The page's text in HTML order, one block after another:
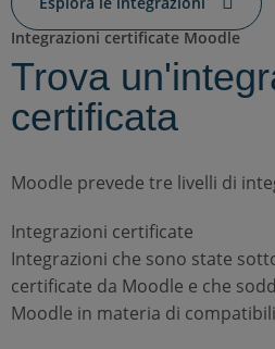
Integrazioni certificate Moodle
Trova
certificata
Moodle prevede tre livelli di
Integrazioni certificate
Integrazioni che sono state
certificate da Moodle e che
Moodle in materia di